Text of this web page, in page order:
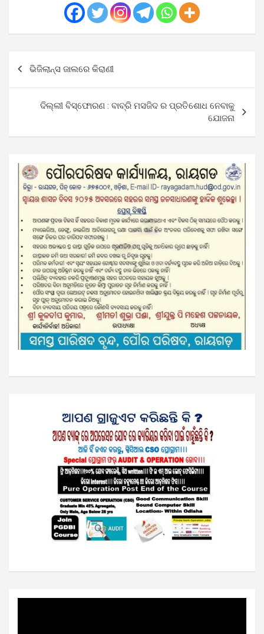
navigation
ଭିଜିଲାନ୍ସ ଜାଲରେ କିରାଣୀ
ଦିଲ୍ଲୀ ବିସ୍ଫୋରଣ : ବାବ୍ରି ମସଜିଦ ର ପ୍ରତିଶୋଧ ନେବାକୁ
ଯୋଜନା